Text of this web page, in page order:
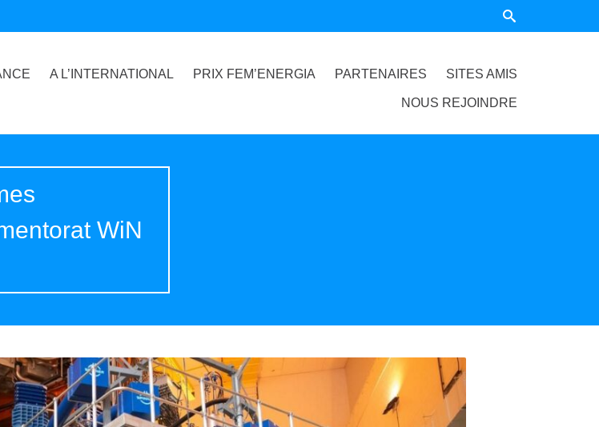
A L’INTERNATIONAL PRIX FEM’ENERGIA PARTENAIRES SITES AMIS
NOUS REJOINDRE
WiN